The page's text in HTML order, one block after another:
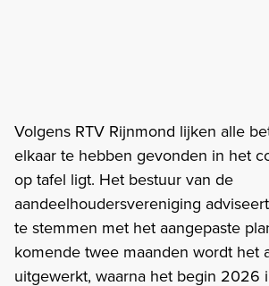
Volgens RTV Rijnmond lijken alle
elkaar te hebben gevonden in het
op tafel ligt. Het bestuur van de
aandeelhoudersvereniging
te stemmen met het aangepaste
komende twee maanden wordt het
uitgewerkt, waarna het begin 2026